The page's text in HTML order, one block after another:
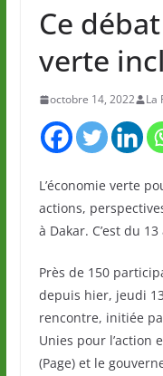
Ce
verte
octobre 14, 2022 La
L’économie verte
actions,
à Dakar. C’est du
Près de 150
depuis hier, jeudi
rencontre, initiée
Unies pour l’action
(Page) et le